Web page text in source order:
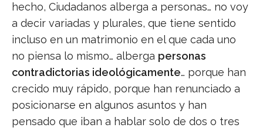
hecho, Ciudadanos alberga a personas… no voy
a decir variadas y plurales, que tiene sentido
incluso en un matrimonio en el que cada uno
no piensa lo mismo… alberga personas
contradictorias ideológicamente… porque han
crecido muy rápido, porque han renunciado a
posicionarse en algunos asuntos y han
pensado que iban a hablar solo de dos o tres